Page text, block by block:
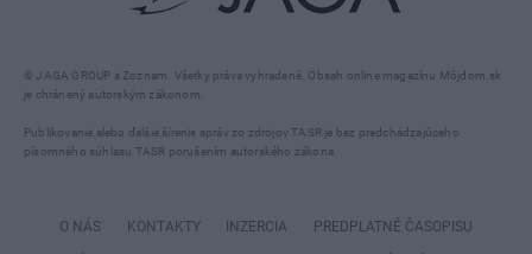
© JAGA GROUP a Zoznam. Všetky práva vyhradené. Obsah online magazínu Môjdom.sk
je chránený autorským zákonom.
Publikovanie alebo ďalšie šírenie správ zo zdrojov TASR je bez predchádzajúceho
písomného súhlasu TASR porušením autorského zákona.
O NÁS KONTAKTY INZERCIA PREDPLATNÉ ČASOPISU